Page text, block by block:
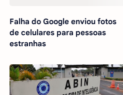
Falha do Google enviou fotos
de celulares para pessoas
estranhas